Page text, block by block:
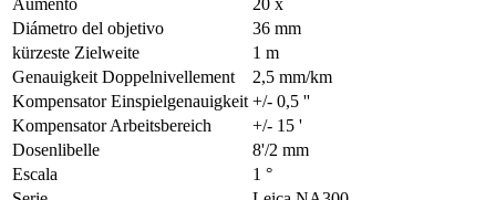
Aumento
20 x
Diámetro del objetivo
36 mm
kürzeste Zielweite
1 m
Genauigkeit Doppelnivellement
2,5 mm/km
Kompensator Einspielgenauigkeit +/- 0,5 ''
Kompensator Arbeitsbereich
+/- 15 '
Dosenlibelle
8'/2 mm
Escala
1 °